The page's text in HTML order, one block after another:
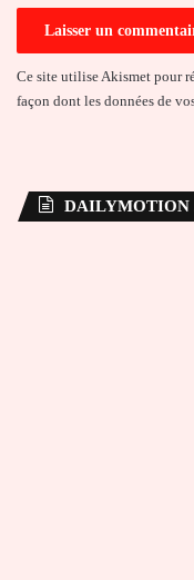
Ce site utilise Akismet pour
façon dont les données de
DAILYMOTION